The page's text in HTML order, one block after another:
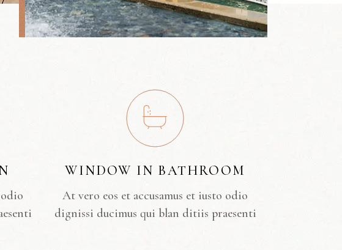
WINDOW IN BATHROOM
At vero eos et accusamus et iusto odio
dignissi ducimus qui blan ditiis praesenti